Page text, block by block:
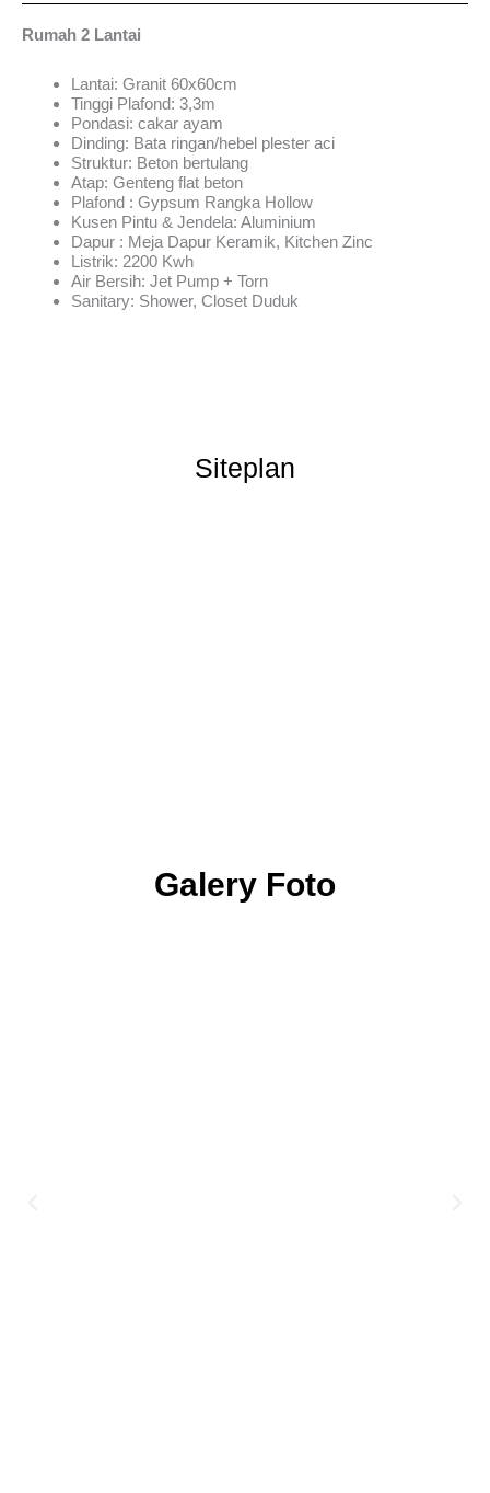
Rumah 2 Lantai
Lantai: Granit 60x60cm
Tinggi Plafond: 3,3m
Pondasi: cakar ayam
Dinding: Bata ringan/hebel plester aci
Struktur: Beton bertulang
Atap: Genteng flat beton
Plafond : Gypsum Rangka Hollow
Kusen Pintu & Jendela: Aluminium
Dapur : Meja Dapur Keramik, Kitchen Zinc
Listrik: 2200 Kwh
Air Bersih: Jet Pump + Torn
Sanitary: Shower, Closet Duduk
Siteplan
Galery Foto